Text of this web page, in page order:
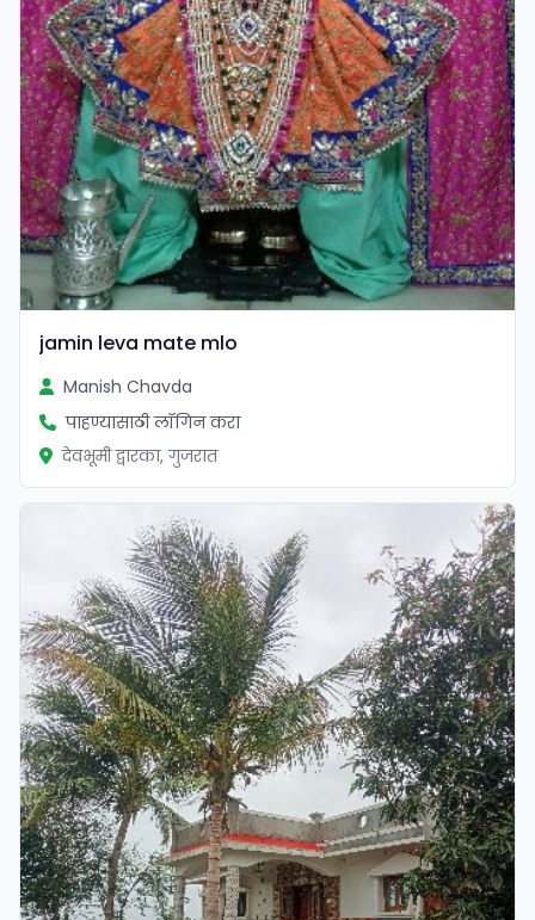
jamin leva mate mlo
Manish Chavda
पाहण्यासाठी लॉगिन करा
देवभूमी द्वारका, गुजरात